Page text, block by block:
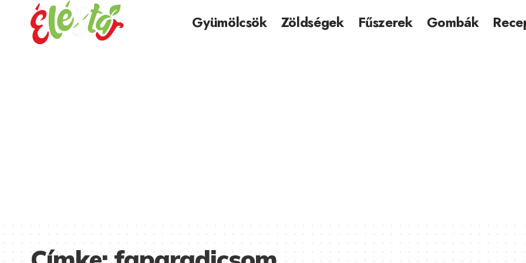
Gyümölcsök Zöldségek Fűszerek Gombák